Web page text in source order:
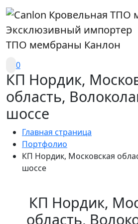
Эксклюзивный импортер
ТПО мембраны Канлон
0
КП Нордик,
область,
шоссе
Главная страница
Портфолио
КП Нордик, Московская
шоссе
КП Нордик,
область,